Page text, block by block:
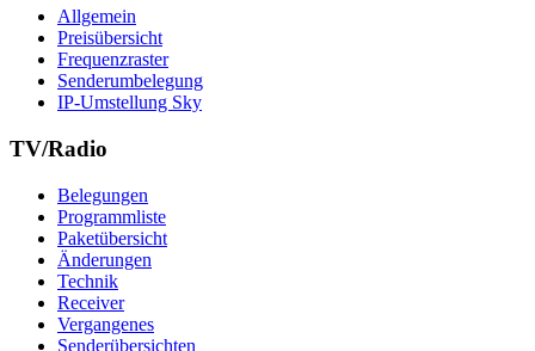
Allgemein
Preisübersicht
Frequenzraster
Senderumbelegung
IP-Umstellung Sky
TV/Radio
Belegungen
Programmliste
Paketübersicht
Änderungen
Technik
Receiver
Vergangenes
Senderübersichten